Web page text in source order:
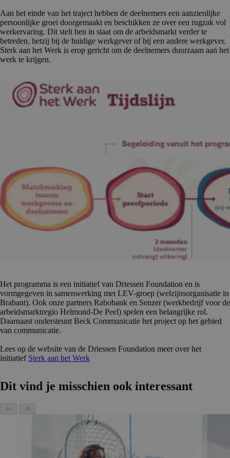
Aan het einde van het traject hebben de deelnemers een aanzienlijke
persoonlijke groei doorgemaakt en beschikken ze over een rugzak vol
werkervaring. Dit stelt hen in staat om de arbeidsmarkt verder te
betreden, hetzij bij de huidige werkgever of bij een andere werkgever.
Sterk aan het Werk is erop gericht om de deelnemers duurzaam aan het
werk te krijgen.
Het programma is een initiatief van Driessen Foundation en is
vormgegeven in samenwerking met LEV-groep (welzijnsorganisatie in
Brabant). Ook onze partners Rabobank en Senzer (werkbedrijf voor de
arbeidsmarktregio Helmond-De Peel) spelen een belangrijke rol.
Daarnaast ondersteunt Beck Communicatie het project op het gebied
van communicatie.
Lees op de website van de Driessen Foundation meer over het
initiatief Sterk aan het Werk
Dit vind je misschien ook interessant